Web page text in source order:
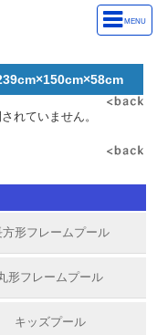
MENU
れていません。
方形フレームプール
形フレームプール
キッズプール